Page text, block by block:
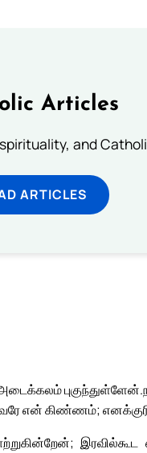
Articles
and
ARTICLES
புகுந்துள்ளேன்.
என் கிண்ணம்;